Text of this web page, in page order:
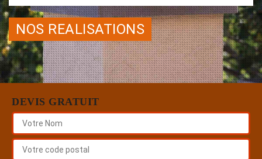
NOS REALISATIONS
DEVIS GRATUIT